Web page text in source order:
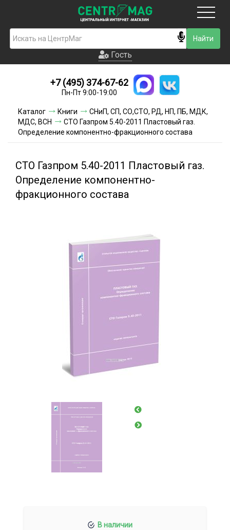
Гость
Новинки
Условия доставки
Условия оплаты
Гость
+7 (495) 374-67-62
Пн-Пт 9:00-19:00
Каталог Книги
СНиП, СП, СО,СТО, РД, НП, ПБ, МДК,
МДС, ВСН
СТО Газпром 5.40-2011 Пластовый газ.
Определение компонентно-фракционного состава
СТО Газпром 5.40-2011 Пластовый газ.
Определение компонентно-
фракционного состава
В наличии